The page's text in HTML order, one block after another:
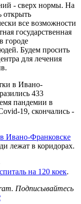
- сверх нормы. На
открыть
все возможности
государственная
городе
Будем просить
для лечения
в Ивано-
433
пандемии в
19, скончались -
в Ивано-Франковске
лежат в коридорах.
на 120 коек.
Подписывайтесь